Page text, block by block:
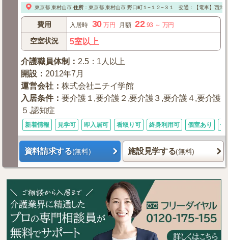
東京都 東村山市 住所： 東京都 東村山市野口町１−１２−３１ 交通：【電車】西武
費用 入居時 30 万円 月額 22.93 ～ 万円
空室状況 5室以上
介護職員体制 ： 2.5：1人以上
開設 ： 2012年7月
運営会社 ：株式会社ニチイ学館
入居条件：要介護１,要介護２,要介護３,要介護４,要介護
５,認知症
新着情報 見学可 即入居可 看取り可 終身利用可 個室あり 体
資料請求する(無料) 施設見学する(無料)